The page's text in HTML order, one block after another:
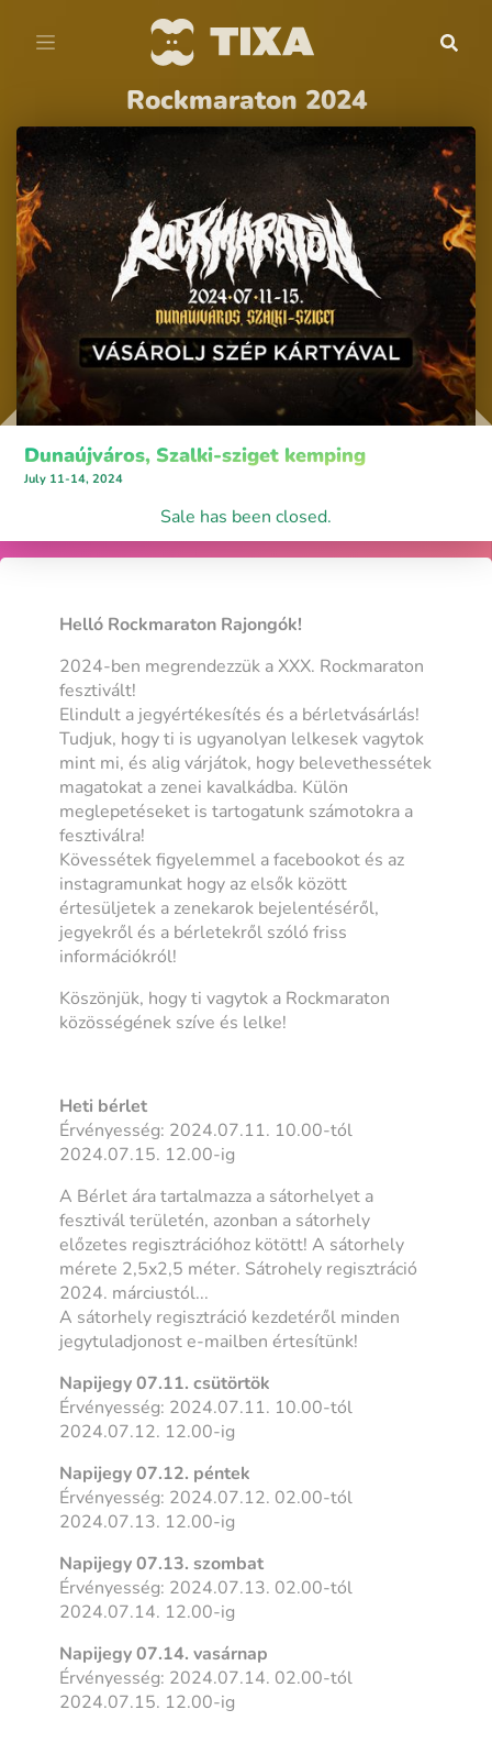
Rockmaraton 2024
Dunaújváros, Szalki-sziget kemping
July 11-14, 2024
Sale has been closed.
Helló Rockmaraton Rajongók!
2024-ben megrendezzük a XXX. Rockmaraton
fesztivált!
Elindult a jegyértékesítés és a bérletvásárlás!
Tudjuk, hogy ti is ugyanolyan lelkesek vagytok
mint mi, és alig várjátok, hogy belevethessétek
magatokat a zenei kavalkádba. Külön
meglepetéseket is tartogatunk számotokra a
fesztiválra!
Kövessétek figyelemmel a facebookot és az
instagramunkat hogy az elsők között
értesüljetek a zenekarok bejelentéséről,
jegyekről és a bérletekről szóló friss
információkról!
Köszönjük, hogy ti vagytok a Rockmaraton
közösségének szíve és lelke!
Heti bérlet
Érvényesség: 2024.07.11. 10.00-tól
2024.07.15. 12.00-ig
A Bérlet ára tartalmazza a sátorhelyet a
fesztivál területén, azonban a sátorhely
előzetes regisztrációhoz kötött! A sátorhely
mérete 2,5x2,5 méter. Sátrohely regisztráció
2024. márciustól...
A sátorhely regisztráció kezdetéről minden
jegytuladjonost e-mailben értesítünk!
Napijegy 07.11. csütörtök
Érvényesség: 2024.07.11. 10.00-tól
2024.07.12. 12.00-ig
Napijegy 07.12. péntek
Érvényesség: 2024.07.12. 02.00-tól
2024.07.13. 12.00-ig
Napijegy 07.13. szombat
Érvényesség: 2024.07.13. 02.00-tól
2024.07.14. 12.00-ig
Napijegy 07.14. vasárnap
Érvényesség: 2024.07.14. 02.00-tól
2024.07.15. 12.00-ig